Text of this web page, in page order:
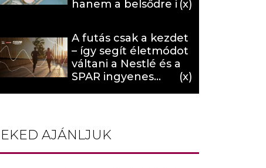
hanem a belsődre is
A futás csak a kezdet
– így segít életmódot
váltani a Nestlé és a
SPAR ingyenes
AJÁNLJUK